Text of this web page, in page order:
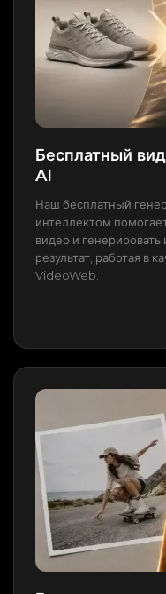
Бесплатный
AI
Наш бесплатный
интеллектом
видео и генерировать
результат, работая в
VideoWeb.